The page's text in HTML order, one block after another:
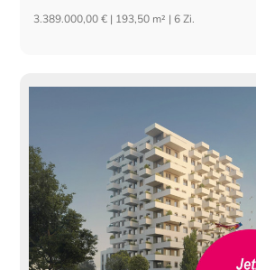
3.389.000,00 € | 193,50 m² | 6 Zi.